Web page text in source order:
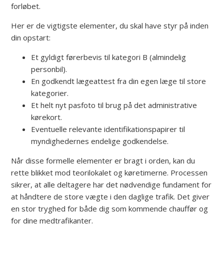
forløbet.
Her er de vigtigste elementer, du skal have styr på inden
din opstart:
Et gyldigt førerbevis til kategori B (almindelig
personbil).
En godkendt lægeattest fra din egen læge til store
kategorier.
Et helt nyt pasfoto til brug på det administrative
kørekort.
Eventuelle relevante identifikationspapirer til
myndighedernes endelige godkendelse.
Når disse formelle elementer er bragt i orden, kan du
rette blikket mod teorilokalet og køretimerne. Processen
sikrer, at alle deltagere har det nødvendige fundament for
at håndtere de store vægte i den daglige trafik. Det giver
en stor tryghed for både dig som kommende chauffør og
for dine medtrafikanter.